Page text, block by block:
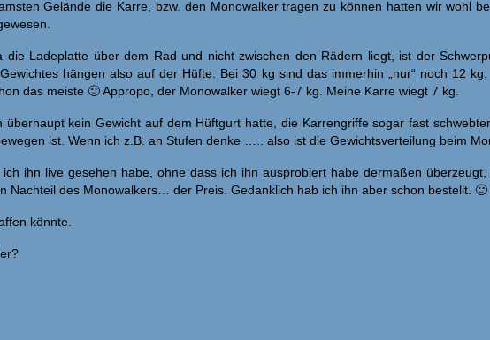
Gelände die Karre, bzw. den Monowalker tragen zu können hatten wir wohl
Ladeplatte über dem Rad und nicht zwischen den Rädern liegt, ist der
hängen also auf der Hüfte. Bei 30 kg sind das immerhin „nur“ noch 12
das meiste 🙂 Appropo, der Monowalker wiegt 6-7 kg. Meine Karre wiegt 7 kg.
kein Gewicht auf dem Hüftgurt hatte, die Karrengriffe sogar fast
ist. Wenn ich z.B. an Stufen denke ….. also ist die Gewichtsverteilung beim
ihn live gesehen habe, ohne dass ich ihn ausprobiert habe dermaßen
Nachteil des Monowalkers… der Preis. Gedanklich hab ich ihn aber schon bestellt. 🙂
könnte.